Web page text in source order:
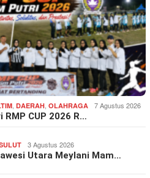
DAERAH OLAHRAGA 7 Agustus 2026
CUP 2026 R…
3 Agustus 2026
Utara Meylani Mam…